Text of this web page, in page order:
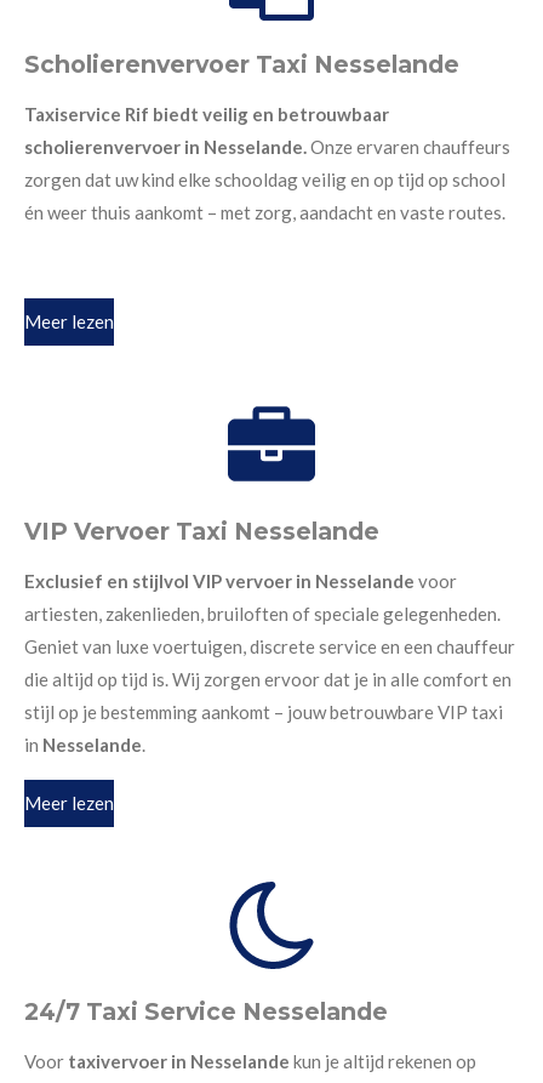
Scholierenvervoer Taxi Nesselande
Taxiservice Rif biedt veilig en betrouwbaar
scholierenvervoer in Nesselande.Onze ervaren chauffeurs
zorgen dat uw kind elke schooldag veilig en op tijd op school
én weer thuis aankomt – met zorg, aandacht en vaste routes.
Meer lezen
VIP Vervoer Taxi Nesselande
Exclusief en stijlvol VIP vervoer in Nesselande voor
artiesten, zakenlieden, bruiloften of speciale gelegenheden.
Geniet van luxe voertuigen, discrete service en een chauffeur
die altijd op tijd is. Wij zorgen ervoor dat je in alle comfort en
stijl op je bestemming aankomt – jouw betrouwbare VIP taxi
in Nesselande
Meer lezen
24/7 Taxi Service Nesselande
Voor taxivervoer in Nesselande kun je altijd rekenen op